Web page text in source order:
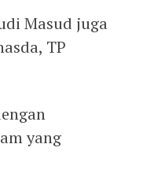
Masud juga
TP
yang